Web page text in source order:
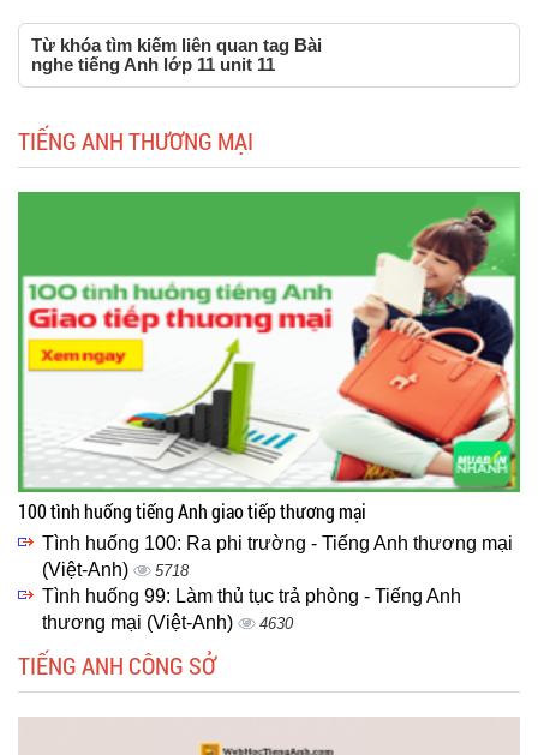
Từ khóa tìm kiếm liên quan tag Bài
nghe tiếng Anh lớp 11 unit 11
TIẾNG ANH THƯƠNG MẠI
100 tình huống tiếng Anh giao tiếp thương mại
Tình huống 100: Ra phi trường - Tiếng Anh thương mại
(Việt-Anh)
5718
Tình huống 99: Làm thủ tục trả phòng - Tiếng Anh
thương mại (Việt-Anh)
4630
TIẾNG ANH CÔNG SỞ